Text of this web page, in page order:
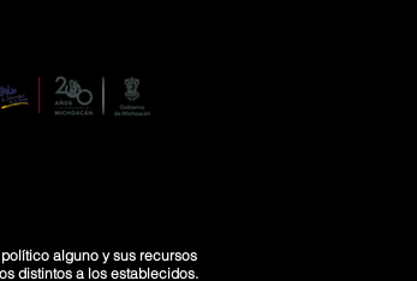
alguno y sus recursos
distintos a los establecidos.